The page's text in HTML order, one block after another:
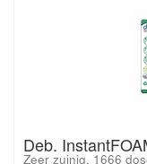
Deb.
Zeer zuinig. 1666